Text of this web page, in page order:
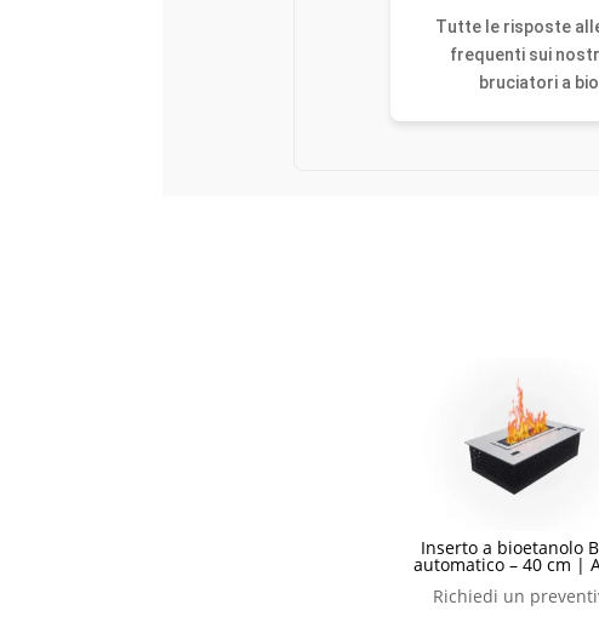
Tutte le risposte
frequenti sui
bruciatori a
Inserto a bioetanolo
automatico – 40 cm |
Richiedi un